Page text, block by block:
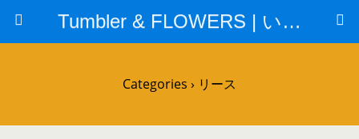
Tumbler & FLOWERS | いけばな教室
Categories › リース